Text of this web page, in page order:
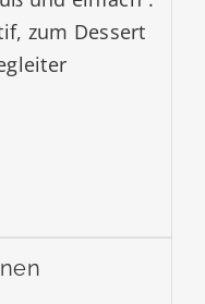
zum Dessert